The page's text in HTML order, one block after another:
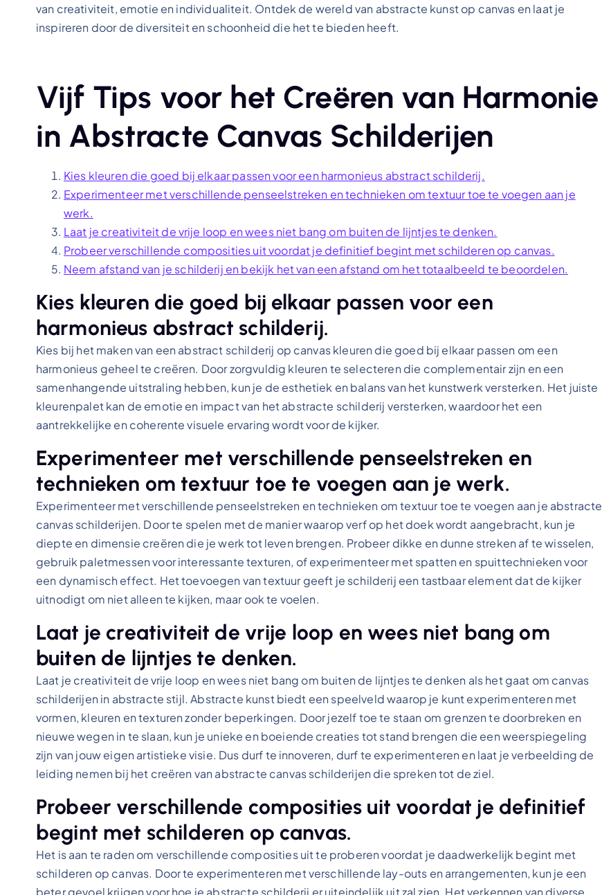
van creativiteit, emotie en individualiteit. Ontdek de wereld van abstracte kunst op canvas en laat je
inspireren door de diversiteit en schoonheid die het te bieden heeft.
Vijf Tips voor het Creëren van Harmonie
in Abstracte Canvas Schilderijen
Kies kleuren die goed bij elkaar passen voor een harmonieus abstract schilderij.
Experimenteer met verschillende penseelstreken en technieken om textuur toe te voegen aan je
werk.
Laat je creativiteit de vrije loop en wees niet bang om buiten de lijntjes te denken.
Probeer verschillende composities uit voordat je definitief begint met schilderen op canvas.
Neem afstand van je schilderij en bekijk het van een afstand om het totaalbeeld te beoordelen.
Kies kleuren die goed bij elkaar passen voor een
harmonieus abstract schilderij.
Kies bij het maken van een abstract schilderij op canvas kleuren die goed bij elkaar passen om een
harmonieus geheel te creëren. Door zorgvuldig kleuren te selecteren die complementair zijn en een
samenhangende uitstraling hebben, kun je de esthetiek en balans van het kunstwerk versterken. Het juiste
kleurenpalet kan de emotie en impact van het abstracte schilderij versterken, waardoor het een
aantrekkelijke en coherente visuele ervaring wordt voor de kijker.
Experimenteer met verschillende penseelstreken en
technieken om textuur toe te voegen aan je werk.
Experimenteer met verschillende penseelstreken en technieken om textuur toe te voegen aan je abstracte
canvas schilderijen. Door te spelen met de manier waarop verf op het doek wordt aangebracht, kun je
diepte en dimensie creëren die je werk tot leven brengen. Probeer dikke en dunne streken af te wisselen,
gebruik paletmessen voor interessante texturen, of experimenteer met spatten en spuittechnieken voor
een dynamisch effect. Het toevoegen van textuur geeft je schilderij een tastbaar element dat de kijker
uitnodigt om niet alleen te kijken, maar ook te voelen.
Laat je creativiteit de vrije loop en wees niet bang om
buiten de lijntjes te denken.
Laat je creativiteit de vrije loop en wees niet bang om buiten de lijntjes te denken als het gaat om canvas
schilderijen in abstracte stijl. Abstracte kunst biedt een speelveld waarop je kunt experimenteren met
vormen, kleuren en texturen zonder beperkingen. Door jezelf toe te staan om grenzen te doorbreken en
nieuwe wegen in te slaan, kun je unieke en boeiende creaties tot stand brengen die een weerspiegeling
zijn van jouw eigen artistieke visie. Dus durf te innoveren, durf te experimenteren en laat je verbeelding de
leiding nemen bij het creëren van abstracte canvas schilderijen die spreken tot de ziel.
Probeer verschillende composities uit voordat je definitief
begint met schilderen op canvas.
Het is aan te raden om verschillende composities uit te proberen voordat je daadwerkelijk begint met
schilderen op canvas. Door te experimenteren met verschillende lay-outs en arrangementen, kun je een
beter gevoel krijgen voor hoe je abstracte schilderij er uiteindelijk uit zal zien. Het verkennen van diverse